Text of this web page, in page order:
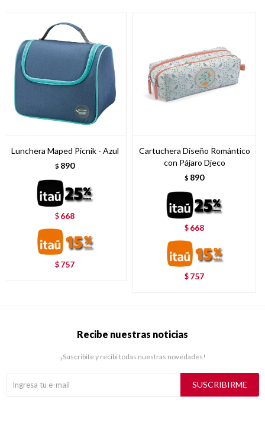
Lunchera Maped Picnik - Azul
$ 890
$ 668
$ 757
Cartuchera Diseño Romántico
con Pájaro Djeco
$ 890
$ 668
$ 757
Recibe nuestras noticias
¡Suscribite y recibí todas nuestras novedades!
SUSCRIBIRME